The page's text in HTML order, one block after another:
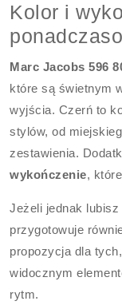
Kolor i
Marc Jacobs 596
które są świetnym
wyjścia. Czerń to
stylów, od
zestawienia.
wykończenie,
Jeżeli jednak
przygotowuje
propozycja dla
widocznym
rytm.